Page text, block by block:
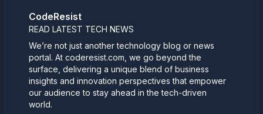
CodeResist
READ LATEST TECH NEWS
We’re not just another technology blog or news
portal. At coderesist.com, we go beyond the
surface, delivering a unique blend of business
insights and innovation perspectives that empower
our audience to stay ahead in the tech-driven
world.